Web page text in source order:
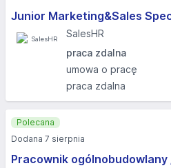
Junior Marketing&Sales
SalesHR
praca zdalna
umowa o pracę
praca zdalna
Pracownik
Polecana
Dodana 7 sierpnia